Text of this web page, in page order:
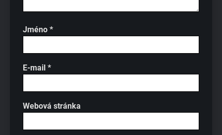
Jméno *
E-mail *
Webová stránka